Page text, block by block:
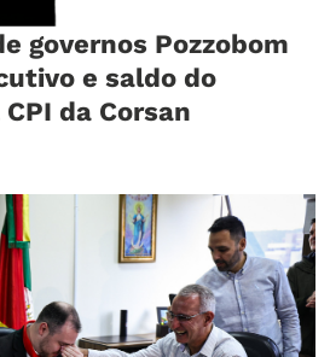
governos Pozzobom
e saldo do
da Corsan